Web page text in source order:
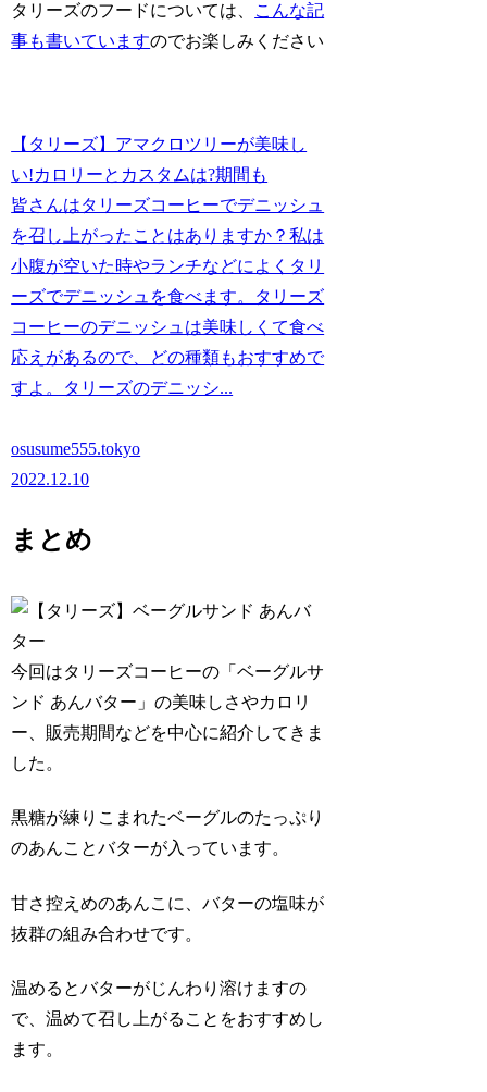
タリーズのフードについては、
こんな記
事も書いていますのでお楽しみください
【タリーズ】アマクロツリーが美味し
い!カロリーとカスタムは?期間も
皆さんはタリーズコーヒーでデニッシュ
を召し上がったことはありますか？私は
小腹が空いた時やランチなどによくタリ
ーズでデニッシュを食べます。タリーズ
コーヒーのデニッシュは美味しくて食べ
応えがあるので、どの種類もおすすめで
すよ。タリーズのデニッシ...
osusume555.tokyo
2022.12.10
まとめ
今回はタリーズコーヒーの「ベーグルサ
ンド あんバター」の美味しさやカロリ
ー、販売期間などを中心に紹介してきま
した。
黒糖が練りこまれたベーグルのたっぷり
のあんことバターが入っています。
甘さ控えめのあんこに、バターの塩味が
抜群の組み合わせです。
温めるとバターがじんわり溶けますの
で、温めて召し上がることをおすすめし
ます。